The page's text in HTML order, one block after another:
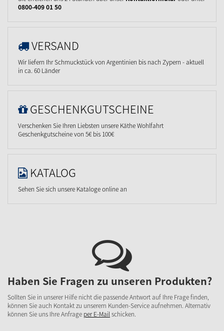
0800-409 01 50
VERSAND
Wir liefern Ihr Schmuckstück von Argentinien bis nach Zypern - aktuell
in ca. 60 Länder
GESCHENKGUTSCHEINE
Verschenken Sie Ihren Liebsten unsere Käthe Wohlfahrt
Geschenkgutscheine von 5€ bis 100€
KATALOG
Sehen Sie sich unsere Kataloge online an
Haben Sie Fragen zu unseren Produkten?
Sollten Sie in unserer Hilfe nicht die passende Antwort auf Ihre Frage finden,
können Sie auch Kontakt zu unserem Kunden-Service aufnehmen. Alternativ
können Sie uns Ihre Anfrage per E-Mailschicken.